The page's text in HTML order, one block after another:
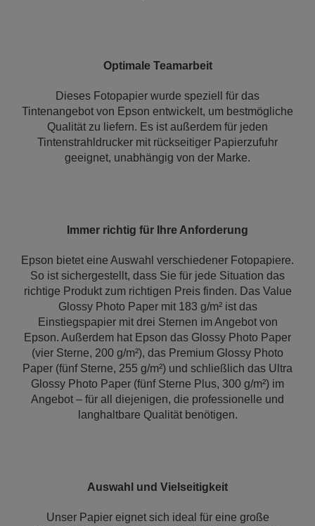
Optimale Teamarbeit
Dieses Fotopapier wurde speziell für das
Tintenangebot von Epson entwickelt, um bestmögliche
Qualität zu liefern. Es ist außerdem für jeden
Tintenstrahldrucker mit rückseitiger Papierzufuhr
geeignet, unabhängig von der Marke.
Immer richtig für Ihre Anforderung
Epson bietet eine Auswahl verschiedener Fotopapiere.
So ist sichergestellt, dass Sie für jede Situation das
richtige Produkt zum richtigen Preis finden. Das Value
Glossy Photo Paper mit 183 g/m² ist das
Einstiegspapier mit drei Sternen im Angebot von
Epson. Außerdem hat Epson das Glossy Photo Paper
(vier Sterne, 200 g/m²), das Premium Glossy Photo
Paper (fünf Sterne, 255 g/m²) und schließlich das Ultra
Glossy Photo Paper (fünf Sterne Plus, 300 g/m²) im
Angebot – für all diejenigen, die professionelle und
langhaltbare Qualität benötigen.
Auswahl und Vielseitigkeit
Unser Papier eignet sich ideal für eine große